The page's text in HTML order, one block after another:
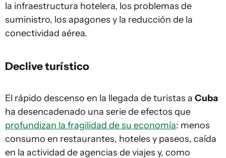
la infraestructura hotelera, los problemas de
suministro, los apagones y la reducción de la
conectividad aérea.
Declive turístico
El rápido descenso en la llegada de turistas a Cuba
ha desencadenado una serie de efectos que
profundizan la fragilidad de su economía: menos
consumo en restaurantes, hoteles y paseos, caída
en la actividad de agencias de viajes y, como